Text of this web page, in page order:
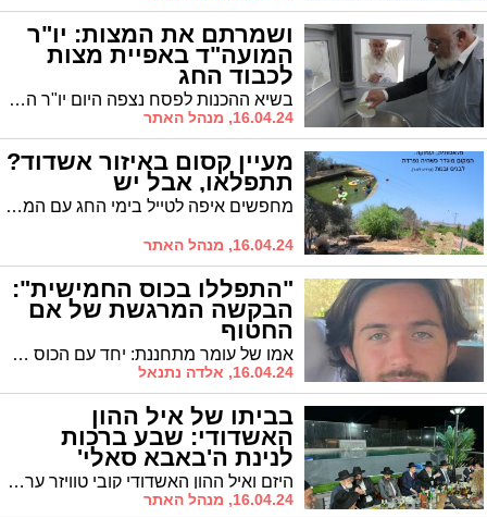
ושמרתם את המצות: יו"ר
המועה"ד באפיית מצות
לכבוד החג
בשיא ההכנות לפסח נצפה היום יו"ר המועה"ד כשהוא אופה מצות בעצמו
16.04.24, מנהל האתר
מעיין קסום באיזור אשדוד?
תתפלאו, אבל יש
מחפשים איפה לטייל בימי החג עם המשפחה ולא רוצים להתרחק לצפון? ישראל שפירא, מומחה הטיולים שמתממקד בעיקר בחיפוש אחר מעיינות נסתרים, יגלה לכם היכן תמצאו מעיין קסום - ובסביבה הקרובה
16.04.24, מנהל האתר
"התפללו בכוס החמישית":
הבקשה המרגשת של אם
החטוף
אמו של עומר מתחננת: יחד עם הכוס החמישית, כוס של אליהו שיש הנוהגים לשתותה, הקדישו תפילה לחטופים שישובו בע"ה הביתה
16.04.24, אלדה נתנאל
בביתו של איל ההון
האשדודי: שבע ברכות
לנינת ה'באבא סאלי'
היזם ואיל ההון האשדודי קובי טוויזר ערך סעודת שבע ברכות בביתו לבתו של רבי ישועה ורחמים אבוחצירא שליט"א
16.04.24, מנהל האתר